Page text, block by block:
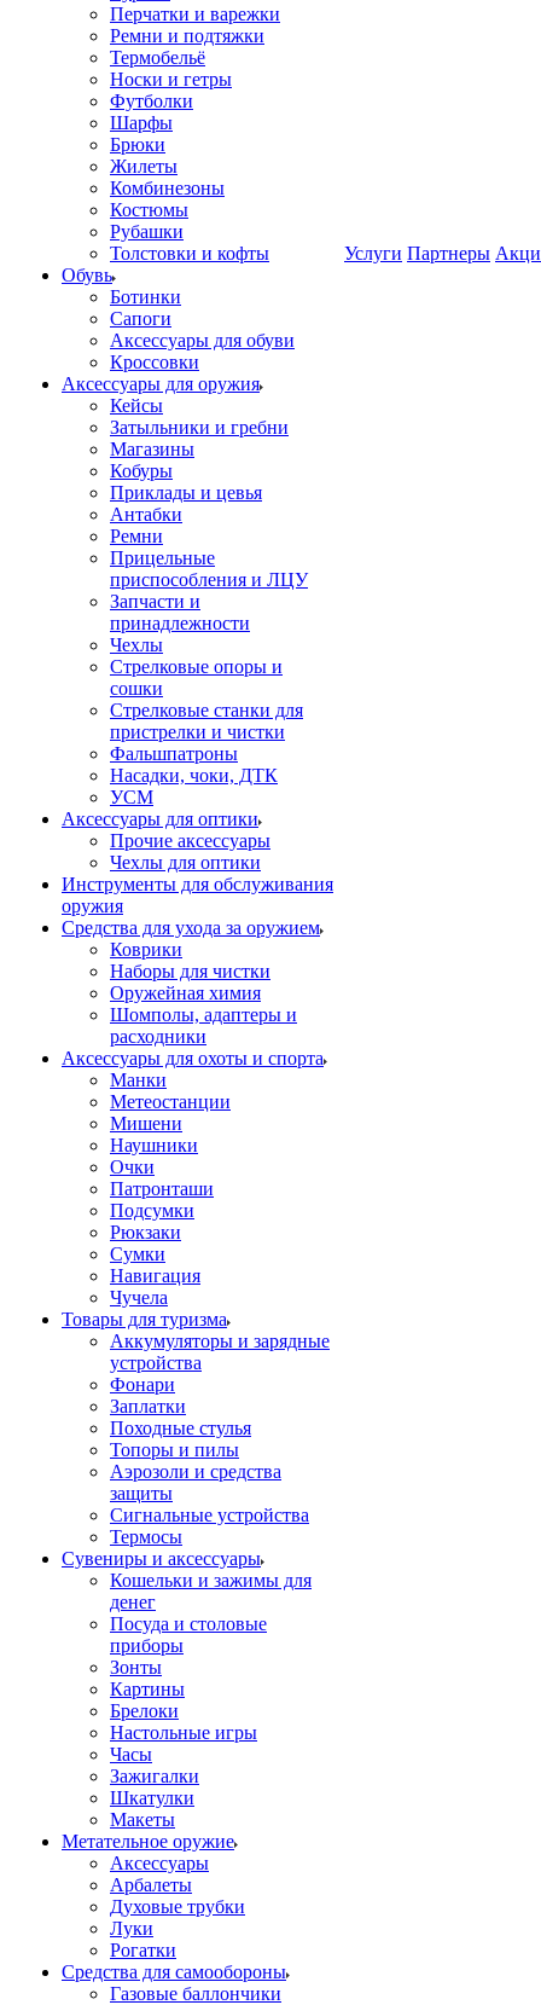
Перчатки и варежки
Ремни и подтяжки
Термобельё
Носки и гетры
Футболки
Шарфы
Брюки
Жилеты
Комбинезоны
Костюмы
Рубашки
Толстовки и кофты
Обувь
Ботинки
Сапоги
Аксессуары для обуви
Кроссовки
Аксессуары для оружия
Кейсы
Затыльники и гребни
Магазины
Кобуры
Приклады и цевья
Антабки
Ремни
Прицельные
приспособления и ЛЦУ
Запчасти и
принадлежности
Чехлы
Стрелковые опоры и
сошки
Стрелковые станки для
пристрелки и чистки
Фальшпатроны
Насадки, чоки, ДТК
УСМ
Аксессуары для оптики
Прочие аксессуары
Чехлы для оптики
Инструменты для обслуживания
оружия
Средства для ухода за оружием
Коврики
Наборы для чистки
Оружейная химия
Шомполы, адаптеры и
расходники
Аксессуары для охоты и спорта
Манки
Метеостанции
Мишени
Наушники
Очки
Патронташи
Подсумки
Рюкзаки
Сумки
Навигация
Чучела
Товары для туризма
Аккумуляторы и зарядные
устройства
Фонари
Заплатки
Походные стулья
Топоры и пилы
Аэрозоли и средства
защиты
Сигнальные устройства
Термосы
Сувениры и аксессуары
Кошельки и зажимы для
денег
Посуда и столовые
приборы
Зонты
Картины
Брелоки
Настольные игры
Часы
Зажигалки
Шкатулки
Макеты
Метательное оружие
Аксессуары
Арбалеты
Духовые трубки
Луки
Рогатки
Средства для самообороны
Газовые баллончики
Услуги Партнеры